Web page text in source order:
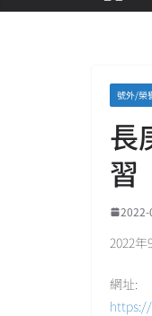
號外/榮
長
習
2022-
2022
網址:
https://